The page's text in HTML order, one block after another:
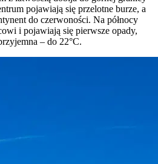
pojawiają się przelotne burze, a
do czerwoności. Na północy
i pojawiają się pierwsze opady,
– do 22°C.